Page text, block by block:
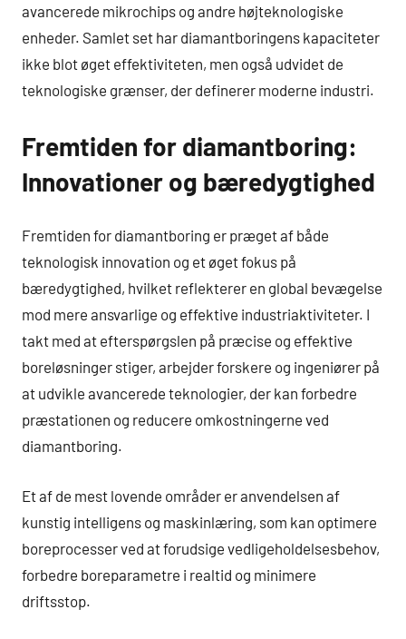
avancerede mikrochips og andre højteknologiske
enheder. Samlet set har diamantboringens kapaciteter
ikke blot øget effektiviteten, men også udvidet de
teknologiske grænser, der definerer moderne industri.
Fremtiden for diamantboring:
Innovationer og bæredygtighed
Fremtiden for diamantboring er præget af både
teknologisk innovation og et øget fokus på
bæredygtighed, hvilket reflekterer en global bevægelse
mod mere ansvarlige og effektive industriaktiviteter. I
takt med at efterspørgslen på præcise og effektive
boreløsninger stiger, arbejder forskere og ingeniører på
at udvikle avancerede teknologier, der kan forbedre
præstationen og reducere omkostningerne ved
diamantboring.
Et af de mest lovende områder er anvendelsen af
kunstig intelligens og maskinlæring, som kan optimere
boreprocesser ved at forudsige vedligeholdelsesbehov,
forbedre boreparametre i realtid og minimere
driftsstop.